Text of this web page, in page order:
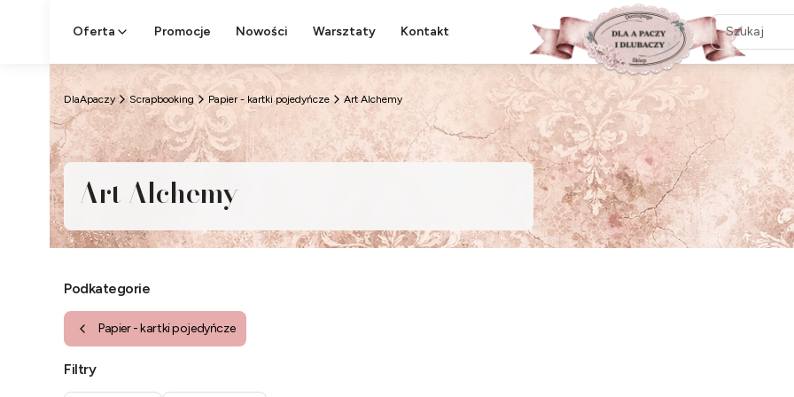
Oferta Promocje Nowości Warsztaty Kontakt
DlaApaczy Scrapbooking Papier - kartki pojedyńcze Art Alchemy
Art Alchemy
Podkategorie
Papier - kartki pojedyńcze
Filtry